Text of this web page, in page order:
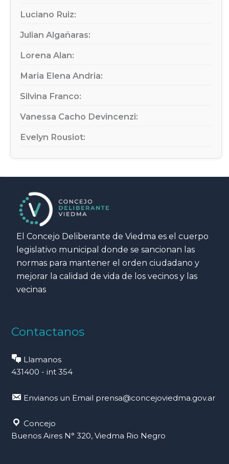
Luciano Ruiz:
Julian Algañaras:
Lorena Alan:
Maria Elena Andria:
Silvina Franco:
Vanessa Cacho Devincenzi:
Evelyn Rousiot:
El Concejo Deliberante de Viedma es el cuerpo
legislativo municipal donde se sancionan las
normas para mantener el orden ciudadano y
mejorar la calidad de vida de los vecinos y las
vecinas
Contactanos
Llamanos
431400 - int 354
Envianos un Email prensa@concejoviedma.gov.ar
Concejo
Buenos Aires N° 320, Viedma Rio Negro